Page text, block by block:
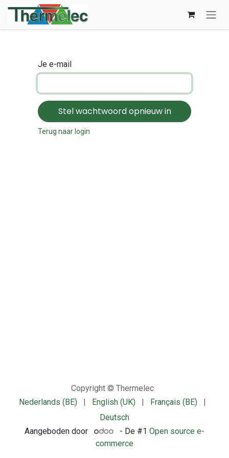
Overslaan naar inhoud
Je e-mail
Stel wachtwoord opnieuw in
Terug naar login
Copyright © Thermelec
Nederlands (BE)
| English (UK) | Français (BE)
|
Deutsch
Aangeboden door
- De #1Open source e-
commerce